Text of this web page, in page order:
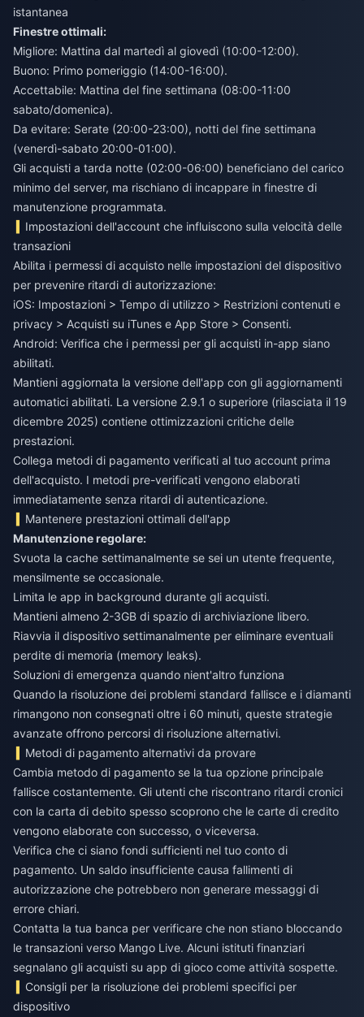
istantanea
Finestre ottimali:
Migliore: Mattina dal martedì al giovedì (10:00-12:00).
Buono: Primo pomeriggio (14:00-16:00).
Accettabile: Mattina del fine settimana (08:00-11:00
sabato/domenica).
Da evitare: Serate (20:00-23:00), notti del fine settimana
(venerdì-sabato 20:00-01:00).
Gli acquisti a tarda notte (02:00-06:00) beneficiano del carico
minimo del server, ma rischiano di incappare in finestre di
manutenzione programmata.
Impostazioni dell'account che influiscono sulla velocità delle
transazioni
Abilita i permessi di acquisto nelle impostazioni del dispositivo
per prevenire ritardi di autorizzazione:
iOS: Impostazioni > Tempo di utilizzo > Restrizioni contenuti e
privacy > Acquisti su iTunes e App Store > Consenti.
Android: Verifica che i permessi per gli acquisti in-app siano
abilitati.
Mantieni aggiornata la versione dell'app con gli aggiornamenti
automatici abilitati. La versione 2.9.1 o superiore (rilasciata il 19
dicembre 2025) contiene ottimizzazioni critiche delle
prestazioni.
Collega metodi di pagamento verificati al tuo account prima
dell'acquisto. I metodi pre-verificati vengono elaborati
immediatamente senza ritardi di autenticazione.
Mantenere prestazioni ottimali dell'app
Manutenzione regolare:
Svuota la cache settimanalmente se sei un utente frequente,
mensilmente se occasionale.
Limita le app in background durante gli acquisti.
Mantieni almeno 2-3GB di spazio di archiviazione libero.
Riavvia il dispositivo settimanalmente per eliminare eventuali
perdite di memoria (memory leaks).
Soluzioni di emergenza quando nient'altro funziona
Quando la risoluzione dei problemi standard fallisce e i diamanti
rimangono non consegnati oltre i 60 minuti, queste strategie
avanzate offrono percorsi di risoluzione alternativi.
Metodi di pagamento alternativi da provare
Cambia metodo di pagamento se la tua opzione principale
fallisce costantemente. Gli utenti che riscontrano ritardi cronici
con la carta di debito spesso scoprono che le carte di credito
vengono elaborate con successo, o viceversa.
Verifica che ci siano fondi sufficienti nel tuo conto di
pagamento. Un saldo insufficiente causa fallimenti di
autorizzazione che potrebbero non generare messaggi di
errore chiari.
Contatta la tua banca per verificare che non stiano bloccando
le transazioni verso Mango Live. Alcuni istituti finanziari
segnalano gli acquisti su app di gioco come attività sospette.
Consigli per la risoluzione dei problemi specifici per
dispositivo